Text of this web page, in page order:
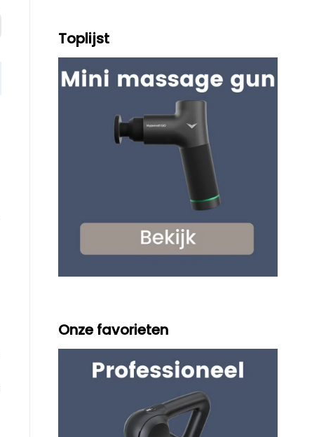
Toplijst
Onze favorieten